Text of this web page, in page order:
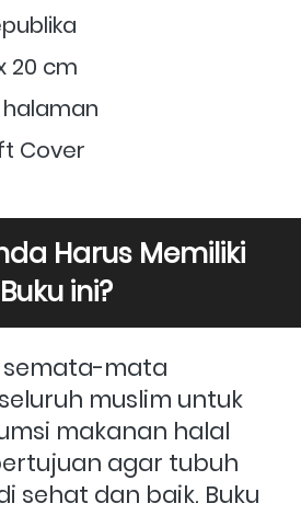
20 cm
halaman
Cover
Harus Memiliki
Buku ini?
semata-mata
muslim untuk
makanan halal
agar tubuh
sehat dan baik. Buku